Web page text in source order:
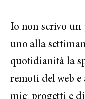
Io non scrivo un
uno alla
quotidianità la
remoti del web e
miei progetti e